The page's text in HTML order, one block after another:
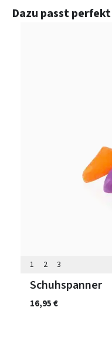
Produktgalerie überspringen
Dazu passt perfekt
1 2 3
Schuhspanner
16,95 €